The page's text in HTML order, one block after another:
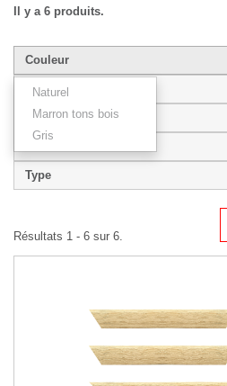
Il y a 6 produits.
Couleur
Naturel
Marron tons bois
Gris
Largeur de baguette
Style
Type
Résultats 1 - 6 sur 6.